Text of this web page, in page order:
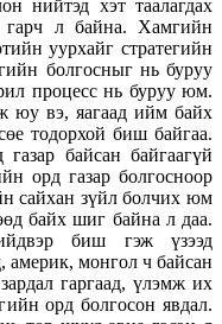
нийтэд хэт таалагдах
гарч л байна. Хамгийн
уурхайг стратегийн
болгосныг нь буруу
процесс нь буруу юм.
юу вэ, яагаад ийм байх
тодорхой биш байгаа.
газар байсан байгаагүй
орд газар болгосноор
сайхан зүйл болчих юм
байх шиг байна л даа.
биш гэж үзээд
америк, монгол ч байсан
гаргаад, үлэмж их
орд болгосон явдал.